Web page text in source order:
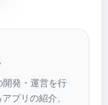
発・運営を行
プリの紹介、